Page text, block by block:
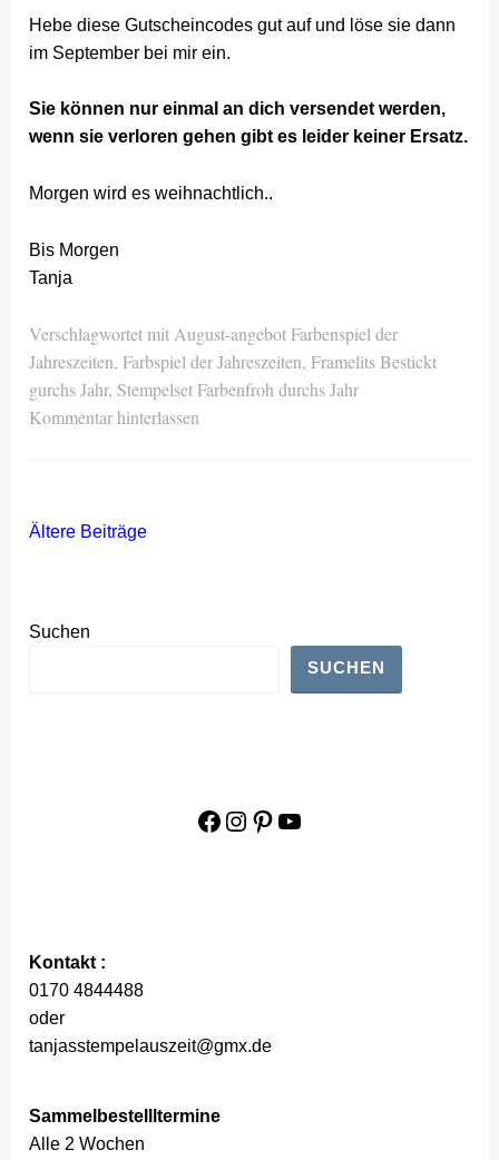
Hebe diese Gutscheincodes gut auf und löse sie dann
im September bei mir ein.
Sie können nur einmal an dich versendet werden,
wenn sie verloren gehen gibt es leider keiner Ersatz.
Morgen wird es weihnachtlich..
Bis Morgen
Tanja
Verschlagwortet mitAugust-angebot Farbenspiel der
Jahreszeiten,Farbspiel der Jahreszeiten,Framelits Bestickt
gurchs Jahr, Stempelset Farbenfroh durchs Jahr
Kommentar hinterlassen
Beitragsnavigation
Ältere Beiträge
Suchen
SUCHEN
Facebook
Instagram
Pinterest
YouTube
Kontakt :
0170 4844488
oder
tanjasstempelauszeit@gmx.de
Sammelbestellltermine
Alle 2 Wochen